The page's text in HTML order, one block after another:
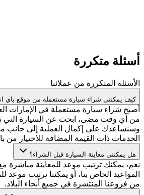
أسئلة متكررة
الأسئلة المتكررة من عملائنا
كيف يمكنني شراء سيارة مستعملة من موقع باي
أصبح شراء سيارة مستعملة في الإمارات
من أي وقت مضى، ابحث عن السيارة التي
وسنساعدك على إكمال العملية إلى جانب
الخدمات ذات القيمة المضافة للاختيار من
هل يمكنني معاينة السيارة قبل الشراء؟
نعم، يمكنك ترتيب موعد للمعاينة مباشرة مع
المواعيد الخاص بنا، أو يمكننا ترتيب موعد
من فروعنا المنتشرة في جميع أنحاء البلاد.